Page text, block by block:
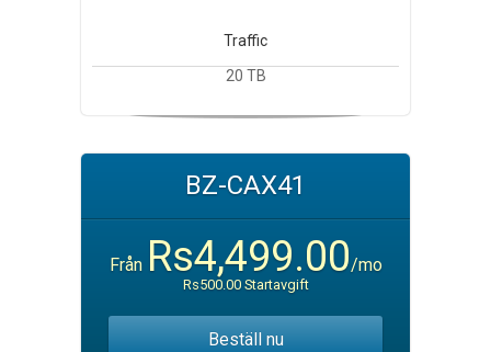
Traffic
20 TB
BZ-CAX41
Från Rs4,499.00/mo
Rs500.00 Startavgift
Beställ nu